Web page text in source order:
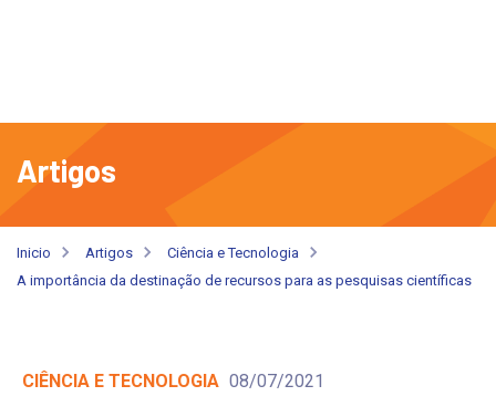
Artigos
Inicio Artigos
Ciência e Tecnologia
A importância da destinação de recursos para as pesquisas científicas
CIÊNCIA E TECNOLOGIA 08/07/2021